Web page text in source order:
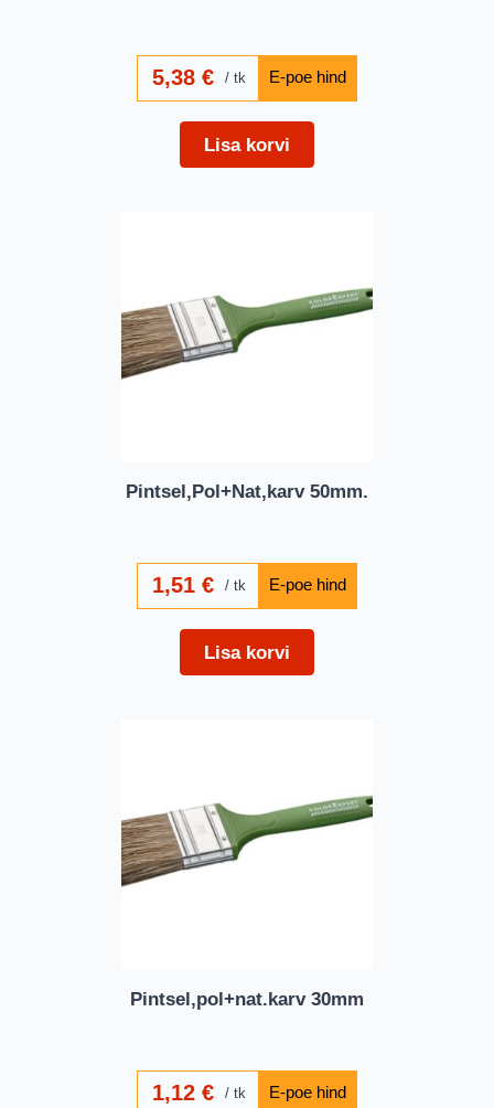
5,38€ tk
Lisa korvi
Pintsel,Pol+Nat,karv 50mm.
1,51€ tk
Lisa korvi
Pintsel,pol+nat.karv 30mm
1,12€ tk